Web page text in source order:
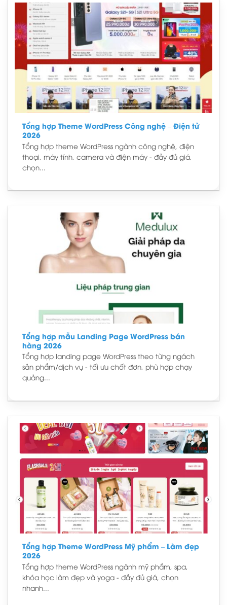
Tổng hợp Theme WordPress Công nghệ – Điện tử
2026
Tổng hợp theme WordPress ngành công nghệ, điện
thoại, máy tính, camera và điện máy - đầy đủ giá,
chọn...
Tổng hợp mẫu Landing Page WordPress bán
hàng 2026
Tổng hợp landing page WordPress theo từng ngách
sản phẩm/dịch vụ - tối ưu chốt đơn, phù hợp chạy
quảng...
Tổng hợp Theme WordPress Mỹ phẩm – Làm đẹp
2026
Tổng hợp theme WordPress ngành mỹ phẩm, spa,
khóa học làm đẹp và yoga - đầy đủ giá, chọn
nhanh...